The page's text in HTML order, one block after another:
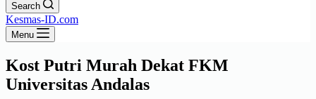
Search
Kesmas-ID.com
Menu
Kost Putri Murah Dekat FKM
Universitas Andalas